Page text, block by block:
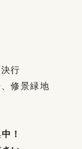
行
修景緑地
！